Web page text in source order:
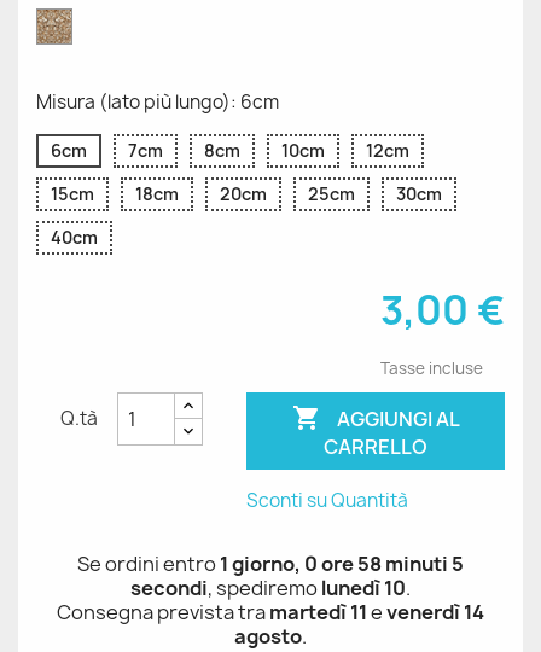
Oro
Glitter
Misura (lato più lungo): 6cm
6cm 7cm 8cm 10cm
12cm
15cm
18cm 20cm 25cm
30cm
40cm
3,00 €
Tasse incluse
Q.tà 
CARRELLO
Sconti su Quantità
Se ordini entro1 giorno, 0 ore 58 minuti 4
secondi, spediremolunedì 10.
Consegna prevista tramartedì 11evenerdì 14
agosto.